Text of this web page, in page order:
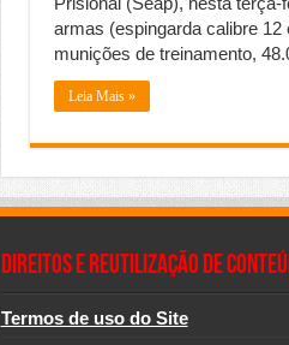
armas (espingarda calibre 12
munições de treinamento,
Leia Mais »
Direitos e Reutilização de
Termos de uso do Site